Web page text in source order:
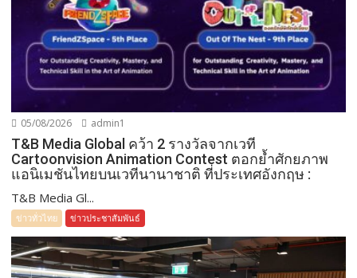
05/08/2026 admin1
T&B Media Global คว้า 2 รางวัลจากเวที
Cartoonvision Animation Contest ตอกย้ำศักยภาพ
แอนิเมชันไทยบนเวทีนานาชาติ ที่ประเทศอังกฤษ :
T&B Media Gl...
ข่าวทั่วไทย ข่าวประชาสัมพันธ์